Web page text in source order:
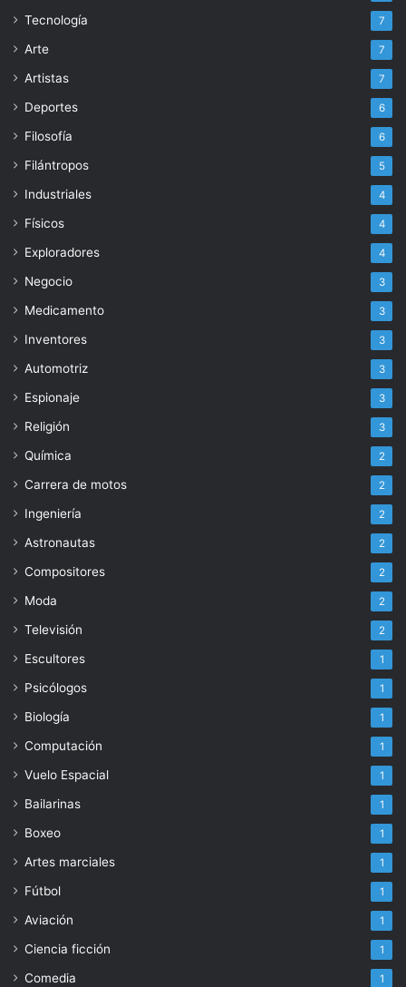
Tecnología 7
Arte 7
Artistas 7
Deportes 6
Filosofía 6
Filántropos 5
Industriales 4
Físicos 4
Exploradores 4
Negocio 3
Medicamento 3
Inventores 3
Automotriz 3
Espionaje 3
Religión 3
Química 2
Carrera de motos 2
Ingeniería 2
Astronautas 2
Compositores 2
Moda 2
Televisión 2
Escultores 1
Psicólogos 1
Biología 1
Computación 1
Vuelo Espacial 1
Bailarinas 1
Boxeo 1
Artes marciales 1
Fútbol 1
Aviación 1
Ciencia ficción 1
Comedia 1